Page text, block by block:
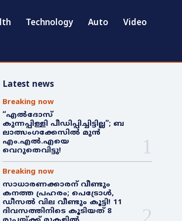
Technology Auto Video
Latest news
Breaking now
“എൽദോസ്
കുന്നപ്പിള്ളി പീഡിപ്പിച്ചിട്ടില്ല”; ബ
ലാത്സംഗക്കേസിൽ മുൻ
എം.എൽ.എയെ
വെറുതെവിട്ടു!
Breaking now
സാധാരണക്കാരന് വീണ്ടും
കനത്ത പ്രഹരം; പെട്രോൾ,
ഡീസൽ വില വീണ്ടും കൂട്ടി! 11
ദിവസത്തിനിടെ കൂടിയത് 8